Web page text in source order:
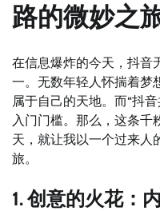
路的微妙之
在信息爆炸的今天，抖音
一。无数年轻人怀揣着梦
属于自己的天地。而“抖
入门门槛。那么，这条千
天，就让我以一个过来人
旅。
1. 创意的火花：